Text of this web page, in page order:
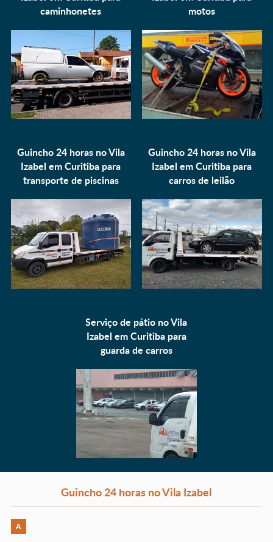
caminhonetes
motos
Guincho 24 horas no Vila
Izabel em Curitiba para
transporte de piscinas
Guincho 24 horas no Vila
Izabel em Curitiba para
carros de leilão
Serviço de pátio no Vila
Izabel em Curitiba para
guarda de carros
Guincho 24 horas no Vila Izabel
A